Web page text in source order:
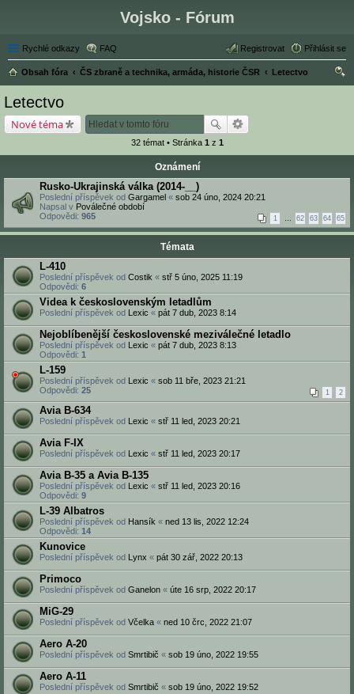
Vojsko - Fórum
Rychlé odkazy FAQ Přihlásit se
Registrovat
Obsah fóra ČS zbraně a technika, armáda, historie ČSR
Letectvo
Letectvo
Nové téma
32 témat • Stránka 1 z 1
Oznámení
Rusko-Ukrajinská válka (2014-__)
Poslední příspěvek od Gargamel « sob 24 úno, 2024 20:21
Napsal v Poválečné období
Odpovědi: 965 1 … 62 63 64 65
Témata
L-410
Poslední příspěvek od Costik « stř 5 úno, 2025 11:19
Odpovědi: 6
Videa k československým letadlům
Poslední příspěvek od Lexic « pát 7 dub, 2023 8:14
Nejoblíbenější československé meziválečné letadlo
Poslední příspěvek od Lexic « pát 7 dub, 2023 8:13
Odpovědi: 1
L-159
Poslední příspěvek od Lexic « sob 11 bře, 2023 21:21
Odpovědi: 25 1 2
Avia B-634
Poslední příspěvek od Lexic « stř 11 led, 2023 20:21
Avia F-IX
Poslední příspěvek od Lexic « stř 11 led, 2023 20:17
Avia B-35 a Avia B-135
Poslední příspěvek od Lexic « stř 11 led, 2023 20:16
Odpovědi: 9
L-39 Albatros
Poslední příspěvek od Hansík « ned 13 lis, 2022 12:24
Odpovědi: 14
Kunovice
Poslední příspěvek od Lynx « pát 30 zář, 2022 20:13
Primoco
Poslední příspěvek od Ganelon « úte 16 srp, 2022 20:17
MiG-29
Poslední příspěvek od Včelka « ned 10 črc, 2022 21:07
Aero A-20
Poslední příspěvek od Smrtibič « sob 19 úno, 2022 19:55
Aero A-11
Poslední příspěvek od Smrtibič « sob 19 úno, 2022 19:52